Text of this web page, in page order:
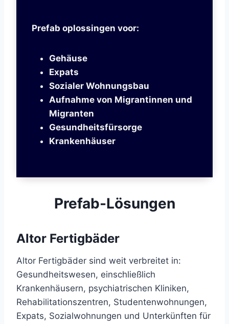
Prefab oplossingen voor:
Gehäuse
Expats
Sozialer Wohnungsbau
Aufnahme von Migrantinnen und
Migranten
Gesundheitsfürsorge
Krankenhäuser
Prefab-Lösungen
Altor Fertigbäder
Altor Fertigbäder sind weit verbreitet in:
Gesundheitswesen, einschließlich
Krankenhäusern, psychiatrischen Kliniken,
Rehabilitationszentren, Studentenwohnungen,
Expats, Sozialwohnungen und Unterkünften für